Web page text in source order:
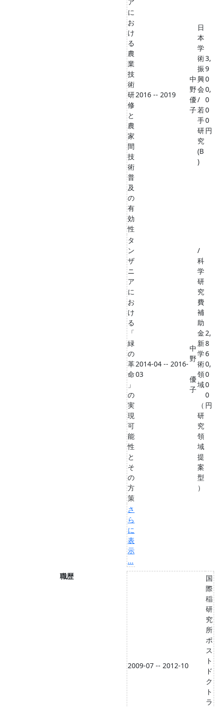
に
お
け
る
農
業
技
術
研
修
と
農
家
間
技
術
普
及
の
有
効
性
2016 -- 2019
中
野
優
子
日
本
学
術
振
興
会
/
若
手
研
究
(B
)
3,
9
0
0,
0
0
0
円
タ
ン
ザ
ニ
ア
に
お
け
る
「
緑
の
革
命
」
の
実
現
可
能
性
と
そ
の
方
策
2014-04 -- 2016-
03
中
野
優
子
/
科
学
研
究
費
補
助
金
新
学
術
領
域
（
研
究
領
域
提
案
型
）
2,
8
6
0,
0
0
0
円
さ
ら
に
表
示
...
職歴
2009-07 -- 2012-10
国
際
稲
研
究
所
ポ
ス
ト
ド
ク
ト
ラ